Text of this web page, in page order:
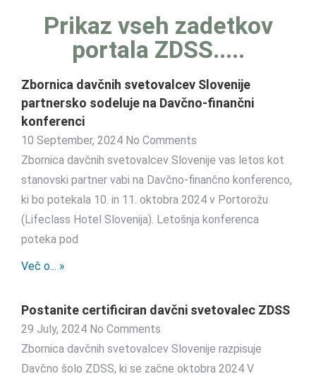
Prikaz vseh zadetkov
portala ZDSS.....
Zbornica davčnih svetovalcev Slovenije
partnersko sodeluje na Davčno-finančni
konferenci
10 September, 2024 No Comments
Zbornica davčnih svetovalcev Slovenije vas letos kot
stanovski partner vabi na Davčno-finančno konferenco,
ki bo potekala 10. in 11. oktobra 2024 v Portorožu
(Lifeclass Hotel Slovenija). Letošnja konferenca
poteka pod
Več o... »
Postanite certificiran davčni svetovalec ZDSS
29 July, 2024 No Comments
Zbornica davčnih svetovalcev Slovenije razpisuje
Davčno šolo ZDSS, ki se začne oktobra 2024 V